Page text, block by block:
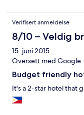
Verifisert anmeldelse
8/10 – Veldig
15. juni 2015
Oversett med Google
Budget friendly
It's a 2-star hotel that